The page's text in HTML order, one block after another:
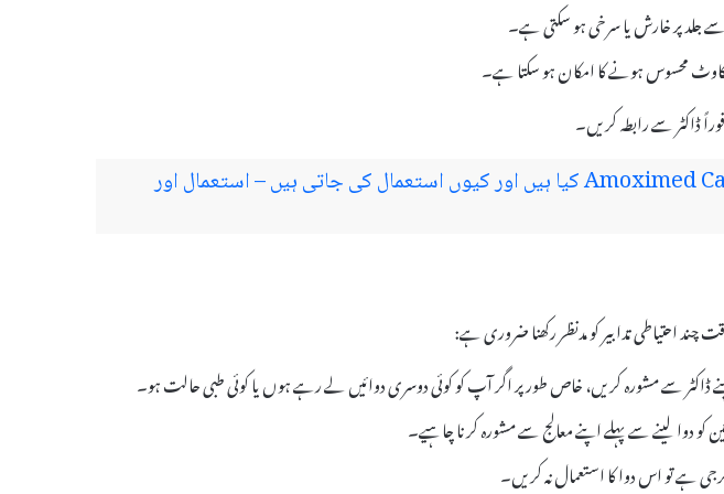
جلد پر خارش یا سرخی ہو سکتی ہے۔
محسوس ہونے کا امکان ہو سکتا ہے۔
ڈاکٹر سے رابطہ کریں۔
Amoximed Capsules D کیا ہیں اور کیوں استعمال کی جاتی ہیں – استعمال اور
ڈاکٹر سے مشورہ کریں، خاص طور پر اگر آپ کو کوئی دوسری دوائیں لے رہے ہوں یا کوئی طبی حالت ہو۔
کو دوا لینے سے پہلے اپنے معالج سے مشورہ کرنا چاہیے۔
ہے تو اس دوا کا استعمال نہ کریں۔